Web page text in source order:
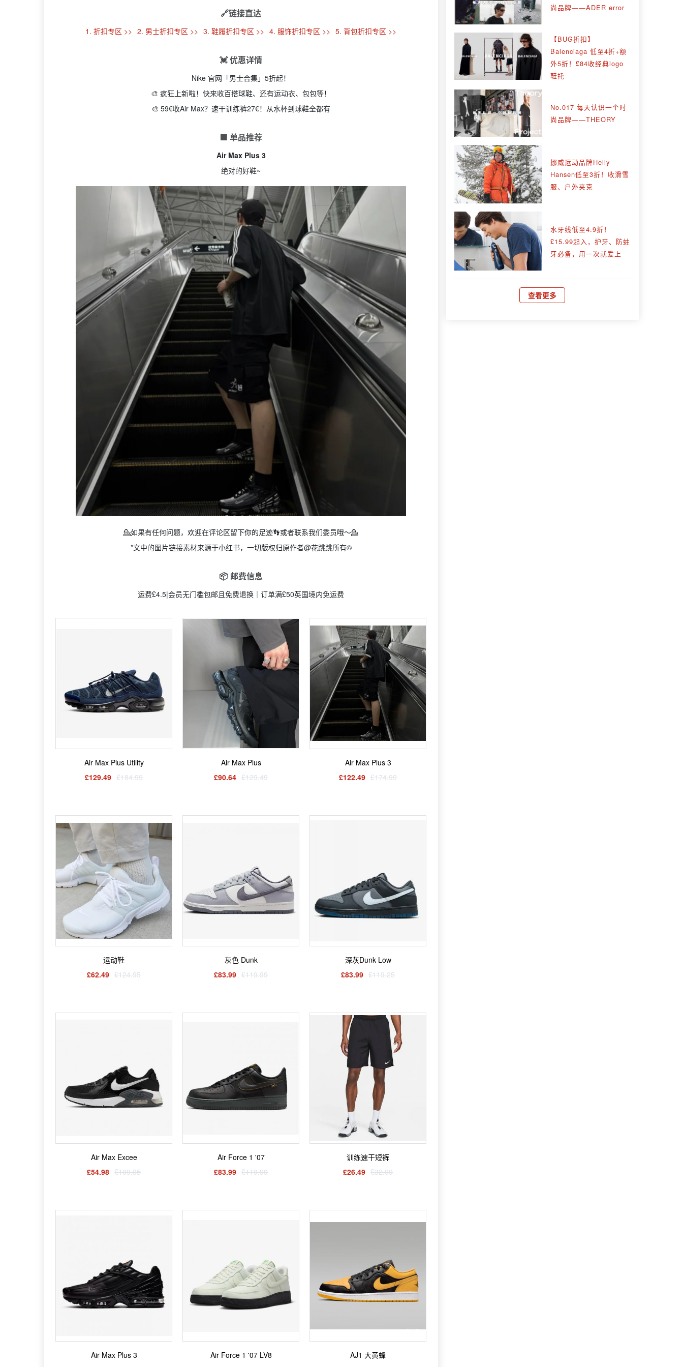
🔗链接直达
1. 折扣专区 >> 2. 男士折扣专区 >> 3. 鞋履折扣专区 >> 4. 服饰折扣专区 >> 5. 背包折扣专区 >>
💓 优惠详情
Nike 官网「男士合集」5折起！
🎨 疯狂上新啦！快来收百搭球鞋、还有运动衣、包包等！
🎨 59€收Air Max？速干训练裤27€！从水杯到球鞋全都有
🟩 单品推荐
Air Max Plus 3
绝对的好鞋~
💁如果有任何问题，欢迎在评论区留下你的足迹👣或者联系我们委员哦～💁
*文中的图片链接素材来源于小红书，一切版权归原作者@花跳跳所有©
📦 邮费信息
运费£4.5|会员无门槛包邮且免费退换｜订单满£50英国境内免运费
Air Max Plus Utility
£129.49 £184.99
Air Max Plus
£90.64 £129.49
Air Max Plus 3
£122.49 £174.99
运动鞋
£62.49 £124.95
灰色 Dunk
£83.99 £119.99
深灰Dunk Low
£83.99 £119.25
Air Max Excee
£54.98 £109.95
Air Force 1 '07
£83.99 £119.99
训练速干短裤
£26.49 £32.99
Air Max Plus 3
Air Force 1 '07 LV8
AJ1 大黄蜂
尚品牌——ADER error
【BUG折扣】
Balenciaga 低至4折+额
外5折！£84收经典logo
鞋托
No.017 每天认识一个时
尚品牌——THEORY
挪威运动品牌Helly
Hansen低至3折！收滑雪
服、户外夹克
水牙线低至4.9折！
£15.99起入，护牙、防蛀
牙必备，用一次就爱上
查看更多